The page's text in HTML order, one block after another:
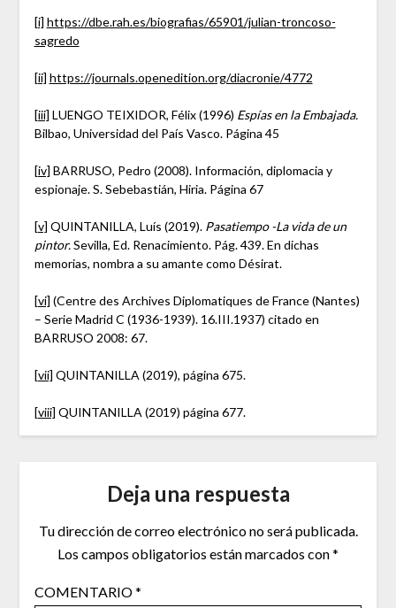
[i] https://dbe.rah.es/biografias/65901/julian-troncoso-
sagredo
[ii] https://journals.openedition.org/diacronie/4772
[iii] LUENGO TEIXIDOR, Félix (1996) Espías en la Embajada.
Bilbao, Universidad del País Vasco. Página 45
[iv] BARRUSO, Pedro (2008). Información, diplomacia y
espionaje. S. Sebebastián, Hiria. Página 67
[v] QUINTANILLA, Luís (2019). Pasatiempo -La vida de un
pintor.Sevilla, Ed. Renacimiento. Pág. 439. En dichas
memorias, nombra a su amante como Désirat.
[vi] (Centre des Archives Diplomatiques de France (Nantes)
– Serie Madrid C (1936-1939). 16.III.1937) citado en
BARRUSO 2008: 67.
[vii] QUINTANILLA (2019), página 675.
[viii] QUINTANILLA (2019) página 677.
Deja una respuesta
Tu dirección de correo electrónico no será publicada.
Los campos obligatorios están marcados con*
COMENTARIO*